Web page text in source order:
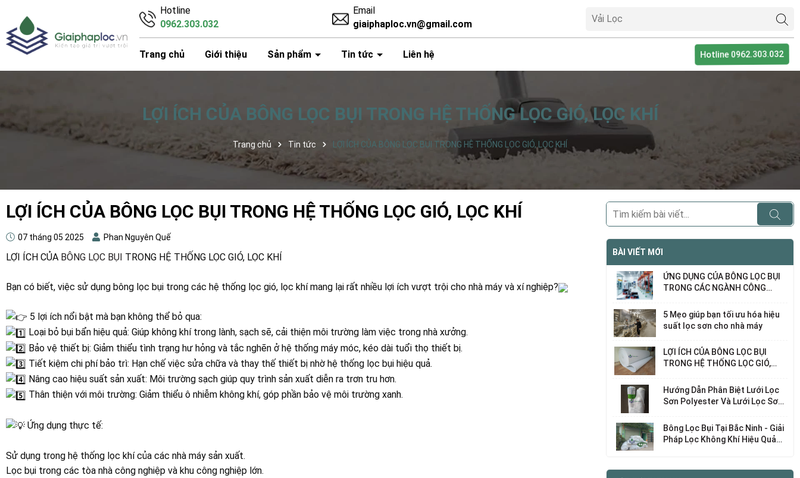
Hotline
0962.303.032
Email
giaiphaploc.vn@gmail.com
Trang chủ Giới thiệu Sản phẩm Tin tức Liên hệ Hotline 0962.303.032
LỢI ÍCH CỦA BÔNG LỌC BỤI TRONG HỆ THỐNG LỌC GIÓ, LỌC KHÍ
Trang chủ Tin tức LỢI ÍCH CỦA BÔNG LỌC BỤI TRONG HỆ THỐNG LỌC GIÓ, LỌC KHÍ
LỢI ÍCH CỦA BÔNG LỌC BỤI TRONG HỆ THỐNG LỌC GIÓ, LỌC KHÍ
07 tháng 05 2025 Phan Nguyên Quế
LỢI ÍCH CỦA BÔNG LỌC BỤI TRONG HỆ THỐNG LỌC GIÓ, LỌC KHÍ
Bạn có biết, việc sử dụng bông lọc bụi trong các hệ thống lọc gió, lọc khí mang lại rất nhiều lợi ích vượt trội cho nhà máy và xí nghiệp?
5 lợi ích nổi bật mà bạn không thể bỏ qua:
Loại bỏ bụi bẩn hiệu quả: Giúp không khí trong lành, sạch sẽ, cải thiện môi trường làm việc trong nhà xưởng.
Bảo vệ thiết bị: Giảm thiểu tình trạng hư hỏng và tắc nghẽn ở hệ thống máy móc, kéo dài tuổi thọ thiết bị.
Tiết kiệm chi phí bảo trì: Hạn chế việc sửa chữa và thay thế thiết bị nhờ hệ thống lọc bụi hiệu quả.
Nâng cao hiệu suất sản xuất: Môi trường sạch giúp quy trình sản xuất diễn ra trơn tru hơn.
Thân thiện với môi trường: Giảm thiểu ô nhiễm không khí, góp phần bảo vệ môi trường xanh.
Ứng dụng thực tế:
Sử dụng trong hệ thống lọc khí của các nhà máy sản xuất.
Lọc bụi trong các tòa nhà công nghiệp và khu công nghiệp lớn.
BÀI VIẾT MỚI
ỨNG DỤNG CỦA BÔNG LỌC BỤI
TRONG CÁC NGÀNH CÔNG
5 Mẹo giúp bạn tối ưu hóa hiệu
suất lọc sơn cho nhà máy
LỢI ÍCH CỦA BÔNG LỌC BỤI
TRONG HỆ THỐNG LỌC GIÓ,
Hướng Dẫn Phân Biệt Lưới Lọc
Sơn Polyester Và Lưới Lọc Sơn
Với Nhu Cầu Của Bạn?
Bông Lọc Bụi Tại Bắc Ninh - Giải
Pháp Lọc Không Khí Hiệu Quả